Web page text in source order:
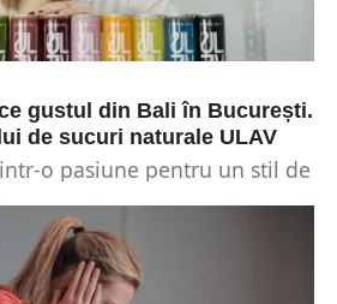
gustul din Bali în București.
de sucuri naturale ULAV
o pasiune pentru un stil de